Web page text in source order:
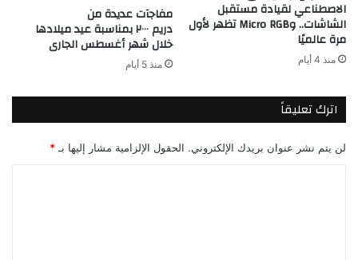
الاصطناعي لقيادة مستقبل
الشاشات.. وMicro RGB تظهر لأول
مرة عالميًا
منذ 4 أيام
مفاجآت عديدة من
دريم ٢٠٠٠ بمناسبة عيد ميلادها
خلال شهر أغسطس الجارى
منذ 5 أيام
اترك تعليقاً
لن يتم نشر عنوان بريدك الإلكتروني. الحقول الإلزامية مشار إليها بـ *